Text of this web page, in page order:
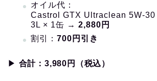
オイル代：
Castrol GTX Ultraclean 5W-30
3L × 1缶 → 2,880円
割引： 700円引き
▶ 合計：3,980円（税込）